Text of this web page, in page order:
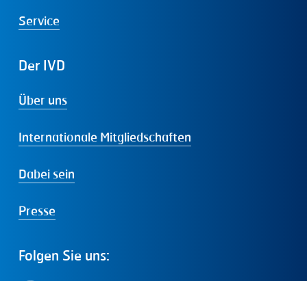
Service
Der IVD
Über uns
Internationale Mitgliedschaften
Dabei sein
Presse
Folgen Sie uns: